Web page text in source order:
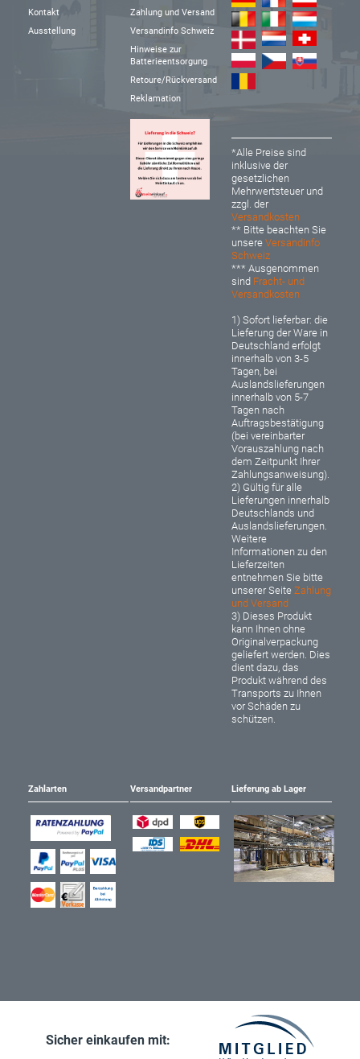
Kontakt
Ausstellung
Zahlung und Versand
Versandinfo Schweiz
Hinweise zur
Batterieentsorgung
Retoure/Rückversand
Reklamation
*Alle Preise sind
inklusive der
gesetzlichen
Mehrwertsteuer und
zzgl. der
Versandkosten
** Bitte beachten Sie
unsereVersandinfo
Schweiz
*** Ausgenommen
sind Fracht- und
Versandkosten
1) Sofort lieferbar: die
Lieferung der Ware in
Deutschland erfolgt
innerhalb von 3-5
Tagen, bei
Auslandslieferungen
innerhalb von 5-7
Tagen nach
Auftragsbestätigung
(bei vereinbarter
Vorauszahlung nach
dem Zeitpunkt Ihrer
Zahlungsanweisung).
2) Gültig für alle
Lieferungen innerhalb
Deutschlands und
Auslandslieferungen.
Weitere
Informationen zu den
Lieferzeiten
entnehmen Sie bitte
unserer SeiteZahlung
und Versand
3) Dieses Produkt
kann Ihnen ohne
Originalverpackung
geliefert werden. Dies
dient dazu, das
Produkt während des
Transports zu Ihnen
vor Schäden zu
schützen.
Zahlarten Versandpartner Lieferung ab Lager
Sicher einkaufen mit: